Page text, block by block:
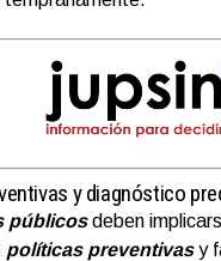
y diagnóstico
públicosdeben
políticas preventivasy